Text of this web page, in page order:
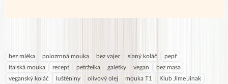
bez mléka polozrnná mouka bez vajec slaný koláč
pepř
italská mouka
recept petrželka galetky vegan
bez masa
veganský koláč
luštěniny olivový olej mouka T1
Klub Jíme Jinak